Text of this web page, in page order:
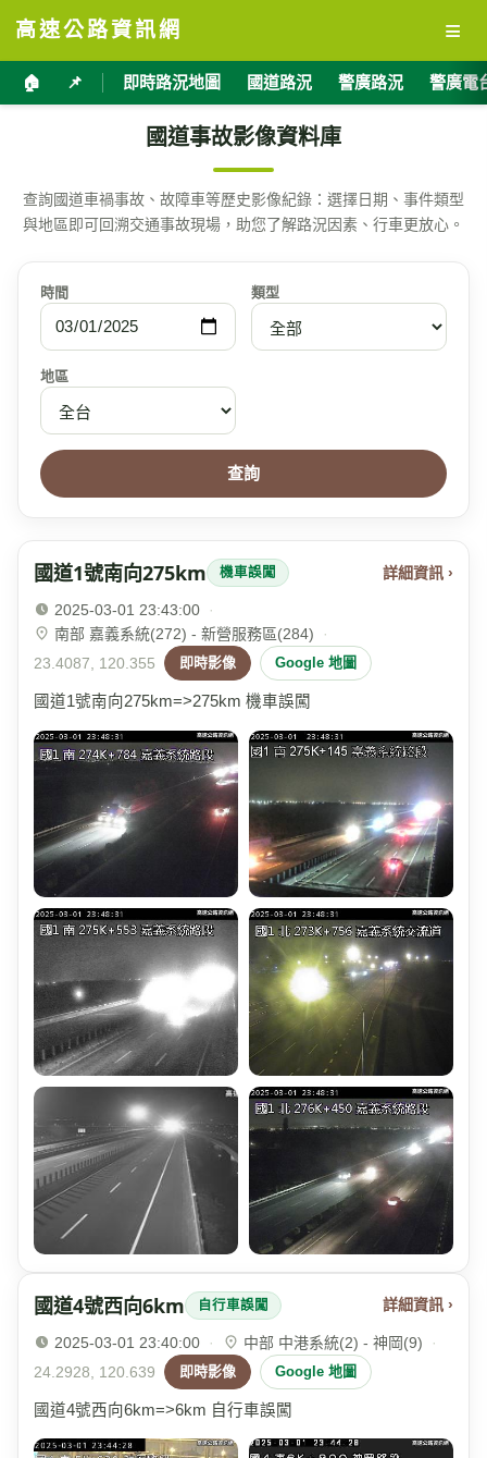
高速公路資訊網 ≡
🏠 📌 即時路況地圖 國道路況 警廣路況 警廣電
國道事故影像資料庫
查詢國道車禍事故、故障車等歷史影像紀錄：選擇日期、事件類型
與地區即可回溯交通事故現場，助您了解路況因素、行車更放心。
時間 類型
地區
查詢
國道1號南向275km 機車誤闖 詳細資訊 ›
2025-03-01 23:43:00
·
南部 嘉義系統(272) - 新營服務區(284)
·
23.4087, 120.355
即時影像 Google 地圖
國道1號南向275km=>275km 機車誤闖
國道4號西向6km 自行車誤闖 詳細資訊 ›
2025-03-01 23:40:00 · 中部 中港系統(2) - 神岡(9)
·
24.2928, 120.639
即時影像 Google 地圖
國道4號西向6km=>6km 自行車誤闖